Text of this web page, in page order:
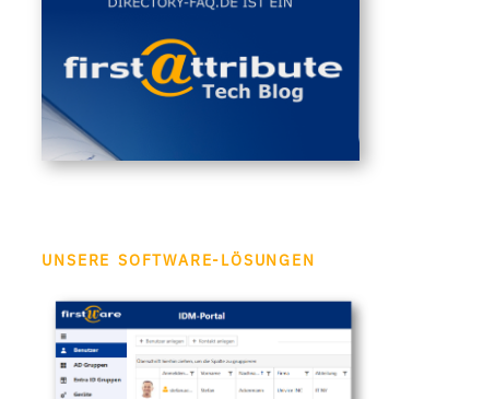
UNSERE SOFTWARE-LÖSUNGEN